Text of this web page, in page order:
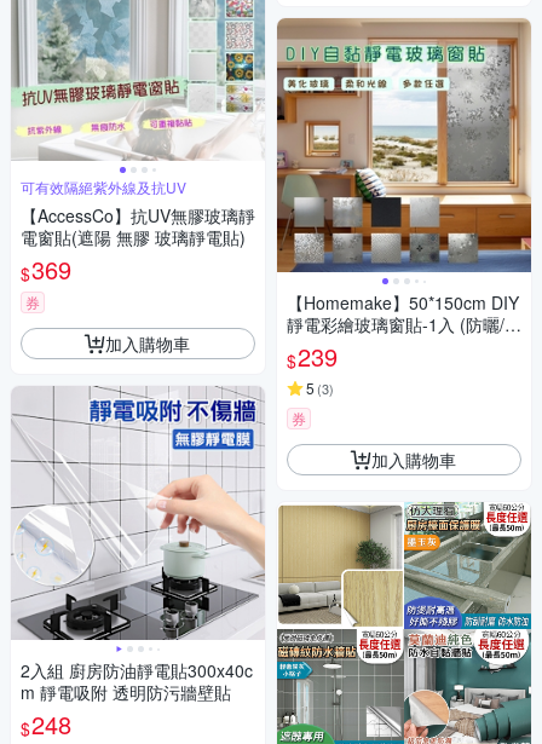
可有效隔絕紫外線及抗UV
【AccessCo】抗UV無膠玻璃靜
電窗貼(遮陽 無膠 玻璃靜電貼)
$369
券
加入購物車
2入組 廚房防油靜電貼300x40c
m 靜電吸附 透明防污牆壁貼
$248
【Homemake】50*150cm DIY
靜電彩繪玻璃窗貼-1入 (防曬/遮
陽/玻璃貼/保護隱私/美化佈置)
$239
5 (3)
券
加入購物車